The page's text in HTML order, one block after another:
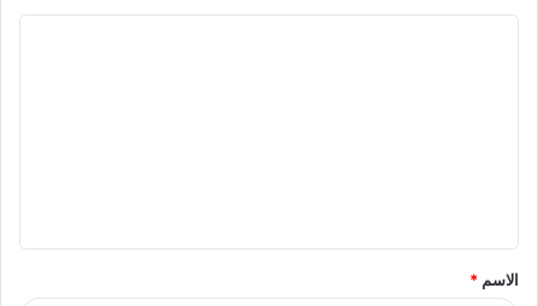
ق
*
الاسم *